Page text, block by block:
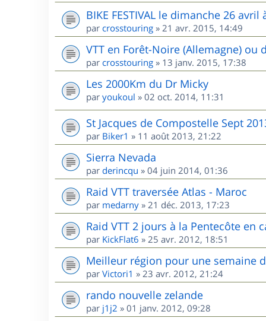
BIKE FESTIVAL le dimanche 26 avril
par crosstouring » 21 avr. 2015, 14:49
VTT en Forêt-Noire (Allemagne) ou
par crosstouring » 13 janv. 2015, 17:38
Les 2000Km du Dr Micky
par youkoul » 02 oct. 2014, 11:31
St Jacques de Compostelle Sept
par Biker1 » 11 août 2013, 21:22
Sierra Nevada
par derincqu » 04 juin 2014, 01:36
Raid VTT traversée Atlas - Maroc
par medarny » 21 déc. 2013, 17:23
Raid VTT 2 jours à la Pentecôte en
par KickFlat6 » 25 avr. 2012, 18:51
Meilleur région pour une semaine
par Victori1 » 23 avr. 2012, 21:24
rando nouvelle zelande
par j1j2 » 01 janv. 2012, 09:28